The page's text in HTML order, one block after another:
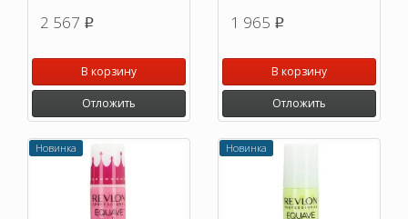
2 567 p
В корзину
Отложить
1 965 p
В корзину
Отложить
Новинка Новинка